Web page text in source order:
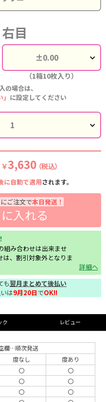
右目
（1箱10枚入り）
場合は、
に設定してください
￥3,630 （税込）
に自動で適用されます。
ご注文で本日発送！
入れる
組み合わせは出来ませ
、割引対象外となりま
詳細へ
も翌月まとめて後払い
は9月20日でOK!!
ク レビュー
欄…順次発送
度なし
度あり
〇
〇
〇
〇
〇
〇